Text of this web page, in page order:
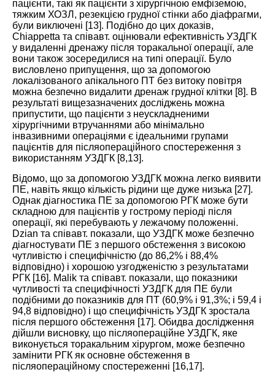
пацієнти, такі як пацієнти з хірургічною емфіземою,
тяжким ХОЗЛ, резекцією грудної стінки або діафрагми,
були виключені [13]. Подібно до цих доказів,
Chiappetta та співавт. оцінювали ефективність УЗДГК
у видаленні дренажу після торакальної операції, але
вони також зосередилися на типі операції. Було
висловлено припущення, що за допомогою
локалізованого апікального ПТ без витоку повітря
можна безпечно видалити дренаж грудної клітки [8]. В
результаті вищезазначених досліджень можна
припустити, що пацієнти з неускладненими
хірургічними втручаннями або мінімально
інвазивними операціями є ідеальними групами
пацієнтів для післяопераційного спостереження з
використанням УЗДГК [8,13].
Відомо, що за допомогою УЗДГК можна легко виявити
ПЕ, навіть якщо кількість рідини ще дуже низька [27].
Однак діагностика ПЕ за допомогою РГК може бути
складною для пацієнтів у гострому періоді після
операції, які перебувають у лежачому положенні.
Dzian та співавт. показали, що УЗДГК може безпечно
діагностувати ПЕ з першого обстеження з високою
чутливістю і специфічністю (до 86,2% і 88,4%
відповідно) і хорошою узгодженістю з результатами
РГК [16]. Malik та співавт. показали, що показники
чутливості та специфічності УЗДГК для ПЕ були
подібними до показників для ПТ (60,9% і 91,3%; і 59,4 і
94,8 відповідно) і що специфічність УЗДГК зростала
після першого обстеження [17]. Обидва дослідження
дійшли висновку, що післяопераційне УЗДГК, яке
виконується торакальним хірургом, може безпечно
замінити РГК як основне обстеження в
післяопераційному спостереженні [16,17].